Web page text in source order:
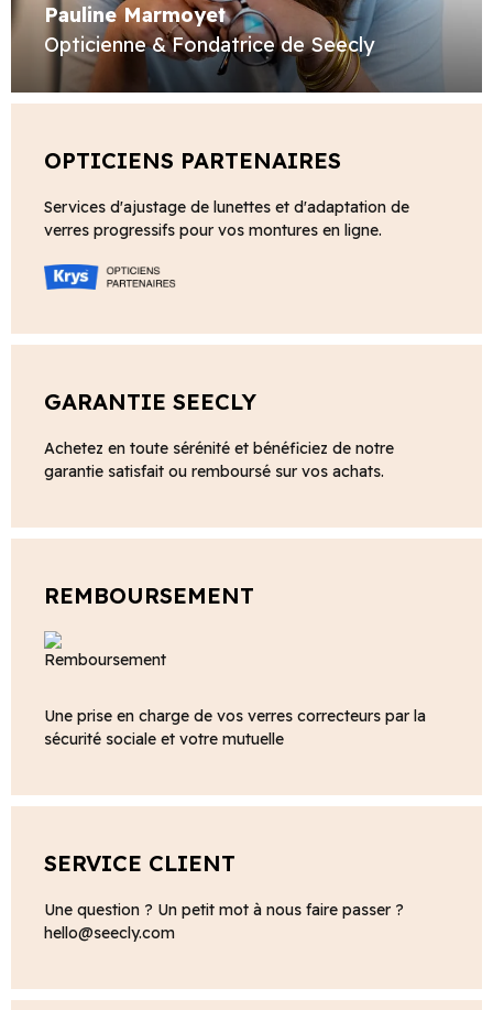
Pauline Marmoyet
Opticienne & Fondatrice de Seecly
OPTICIENS PARTENAIRES
Services d'ajustage de lunettes et d'adaptation de
verres progressifs pour vos montures en ligne.
GARANTIE SEECLY
Achetez en toute sérénité et bénéficiez de notre
garantie satisfait ou remboursé sur vos achats.
REMBOURSEMENT
Une prise en charge de vos verres correcteurs par la
sécurité sociale et votre mutuelle
SERVICE CLIENT
Une question ? Un petit mot à nous faire passer ?
hello@seecly.com